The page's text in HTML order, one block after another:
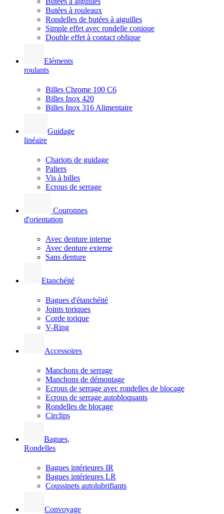
Butées à rouleaux
Rondelles de butées à aiguilles
Simple effet avec rondelle conique
Double effet à contact oblique
Eléments
roulants
Billes Chrome 100 C6
Billes Inox 420
Billes Inox 316 Alimentaire
Guidage
linéaire
Chariots de guidage
Paliers
Vis à billes
Ecrous de serrage
Couronnes
d'orientation
Avec denture interne
Avec denture externe
Sans denture
Etanchéité
Bagues d'étanchéité
Joints toriques
Corde torique
V-Ring
Accessoires
Manchons de serrage
Manchons de démontage
Ecrous de serrage avec rondelles de blocage
Ecrous de serrage autobloquants
Rondelles de blocage
Circlips
Bagues,
Rondelles
Bagues intérieures IR
Bagues intérieures LR
Coussinets autolubrifiants
Convoyage